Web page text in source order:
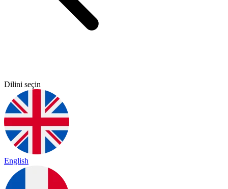
Dilini seçin
English